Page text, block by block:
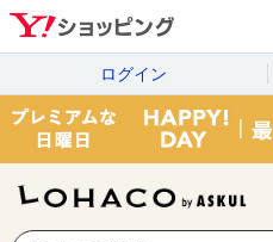
ログイン